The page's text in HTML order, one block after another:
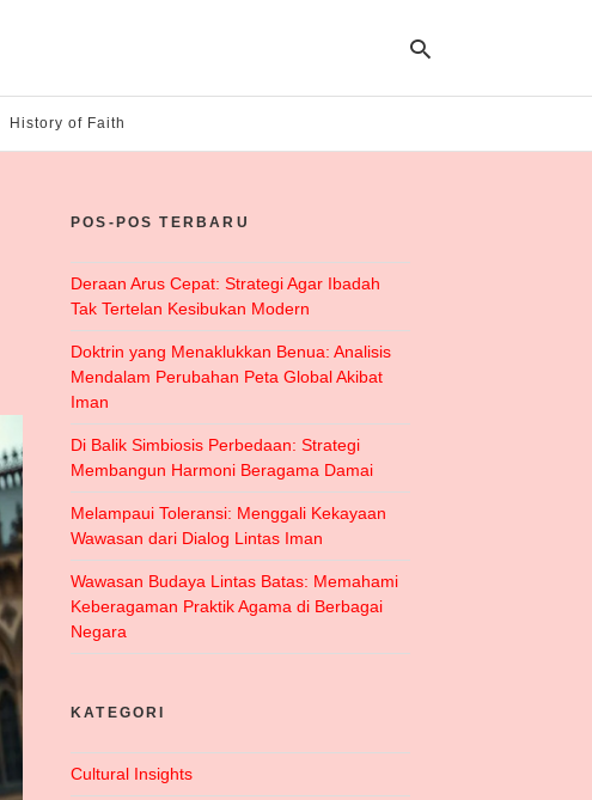
History of Faith
POS-POS TERBARU
Deraan Arus Cepat: Strategi Agar Ibadah
Tak Tertelan Kesibukan Modern
Doktrin yang Menaklukkan Benua: Analisis
Mendalam Perubahan Peta Global Akibat
Iman
Di Balik Simbiosis Perbedaan: Strategi
Membangun Harmoni Beragama Damai
Melampaui Toleransi: Menggali Kekayaan
Wawasan dari Dialog Lintas Iman
Wawasan Budaya Lintas Batas: Memahami
Keberagaman Praktik Agama di Berbagai
Negara
KATEGORI
Cultural Insights